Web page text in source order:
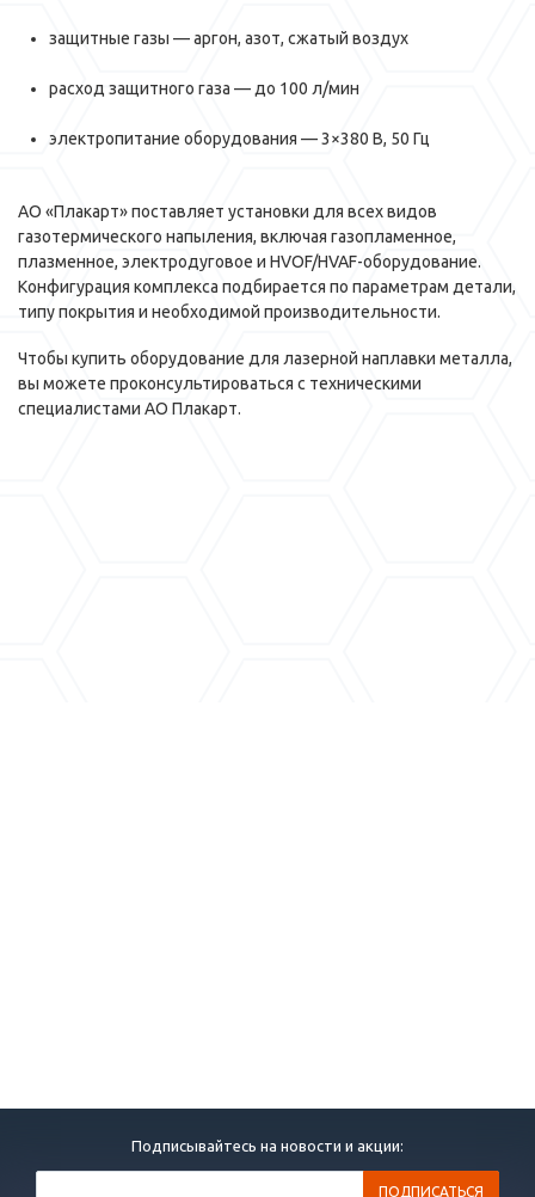
защитные газы — аргон, азот, сжатый воздух
расход защитного газа — до 100 л/мин
электропитание оборудования — 3×380 В, 50 Гц
АО «Плакарт» поставляет установки для всех видов
газотермического напыления, включая газопламенное,
плазменное, электродуговое и HVOF/HVAF-оборудование.
Конфигурация комплекса подбирается по параметрам детали,
типу покрытия и необходимой производительности.
Чтобы купить оборудование для лазерной наплавки металла,
вы можете проконсультироваться с техническими
специалистами АО Плакарт.
Подписывайтесь на новости и акции: